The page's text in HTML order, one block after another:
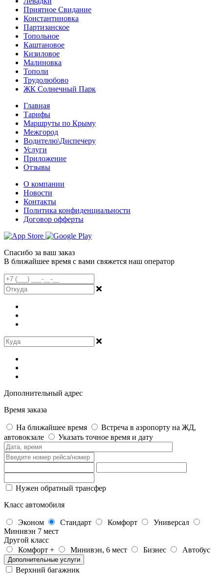
Приятное Свидание
Константиновка
Партизанское
Топольное
Каштановое
Кизиловое
Малиновка
Тополи
Трудолюбово
ЖК Солнечный Парк
Главная
Тарифы
Маршруты по Крыму
Межгород
Водителю\Диспечеру
Услуги
Приложение
Отзывы
О компании
Новости
Контакты
Политика конфиденциальности
Договор офферты
Спасибо за ваш заказ
В ближайшее время с вами свяжется наш оператор
Дополнительный адрес
Время заказа
На ближайшее время
Встреча в аэропорту на ЖД,
автовокзале
Указать точное время и дату
Нужен обратный трансфер
Класс автомобиля
Эконом Стандарт Комфорт
Универсал
Минивэн 7 мест
Другой класс
Комфорт +
Минивэн, 6 мест Бизнес Автобус
Дополнительные услуги
Верхний багажник